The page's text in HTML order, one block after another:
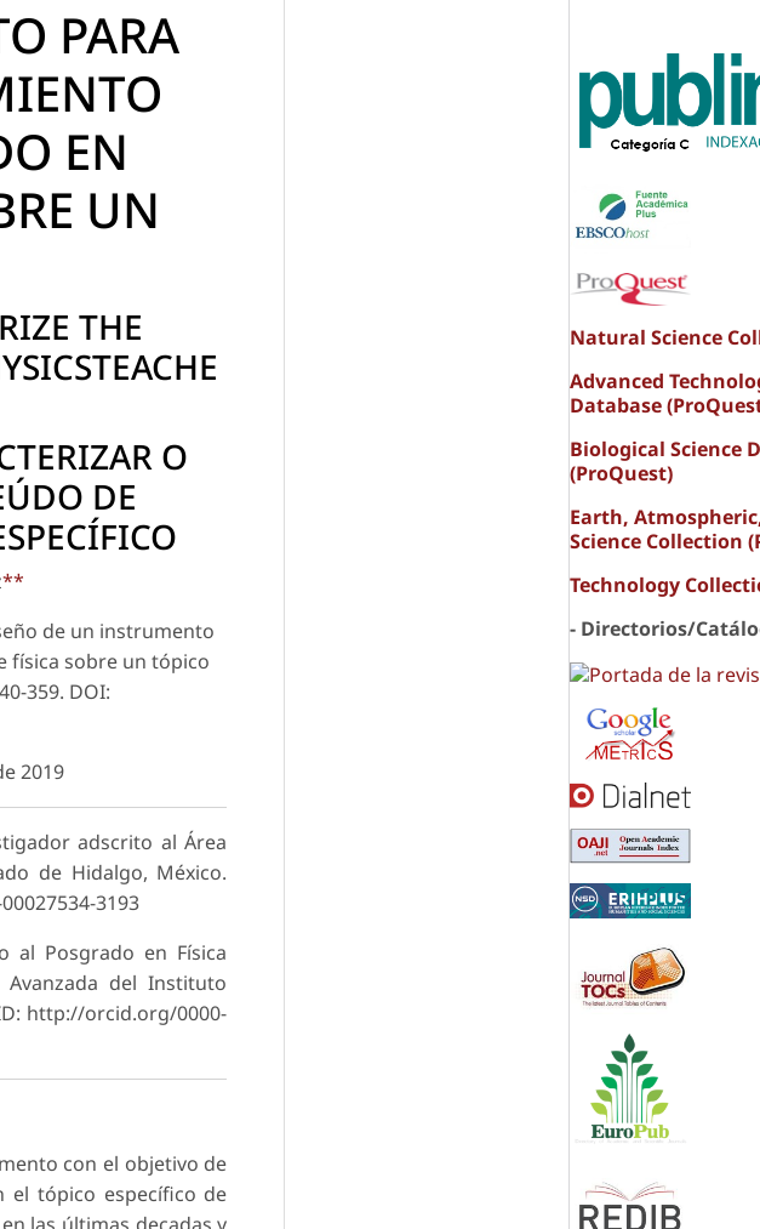
PARA
EN
UN
THE
O
DE
**
de un instrumento
física sobre un tópico
359. DOI:
2019
adscrito al Área
de Hidalgo, México.
3193
al Posgrado en Física
del Instituto
http://orcid.org/0000-
con el objetivo de
el tópico específico de
Natural Science
Advanced
Database
Biological Science
(ProQuest)
Earth,
Science Collection
Technology
- Directorios/